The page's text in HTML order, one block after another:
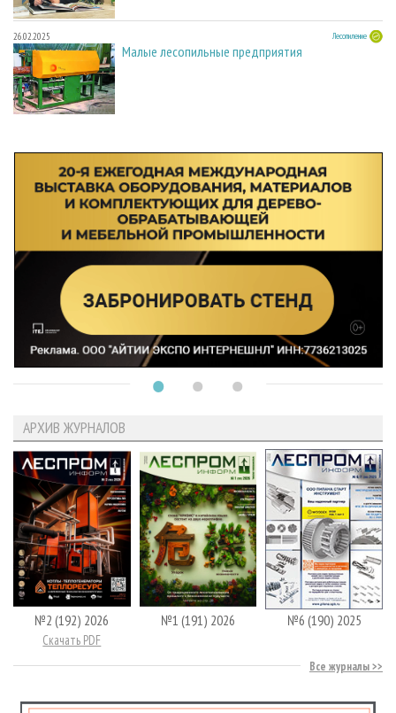
26.02.2025 Лесопиление
Малые лесопильные предприятия
АРХИВ ЖУРНАЛОВ
№2 (192) 2026
Скачать PDF
№1 (191) 2026 №6 (190) 2025
Все журналы